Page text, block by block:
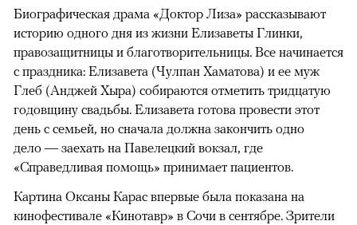
Биографическая драма «Доктор Лиза» рассказывают
историю одного дня из жизни Елизаветы Глинки,
правозащитницы и благотворительницы. Все начинается
с праздника: Елизавета (Чулпан Хаматова) и ее муж
Глеб (Анджей Хыра) собираются отметить тридцатую
годовщину свадьбы. Елизавета готова провести этот
день с семьей, но сначала должна закончить одно
дело — заехать на Павелецкий вокзал, где
«Справедливая помощь» принимает пациентов.
Картина Оксаны Карас впервые была показана на
кинофестивале «Кинотавр» в Сочи в сентябре. Зрители